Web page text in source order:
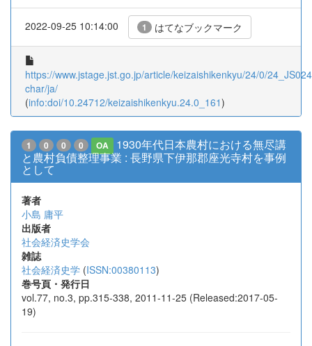
2022-09-25 10:14:00 1 はてなブックマーク
https://www.jstage.jst.go.jp/article/keizaishikenkyu/24/0/
char/ja/
(info:doi/10.24712/keizaishikenkyu.24.0_161)
1 0 0 0 OA
1930年代日本農村における無尽講
と農村負債整理事業 : 長野県下伊那郡座光寺村を事例
として
著者
小島 庸平
出版者
社会経済史学会
雑誌
社会経済史学 (ISSN:00380113)
巻号頁・発行日
vol.77, no.3, pp.315-338, 2011-11-25 (Released:2017-05-
19)